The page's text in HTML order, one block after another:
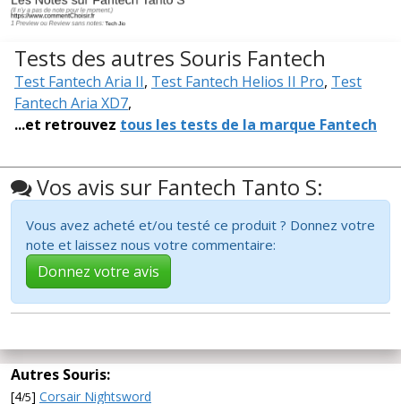
Tests des autres Souris Fantech
Test Fantech Aria II, Test Fantech Helios II Pro, Test
Fantech Aria XD7,
...et retrouvez tous les tests de la marque Fantech
Vos avis sur Fantech Tanto S:
Vous avez acheté et/ou testé ce produit ? Donnez votre
note et laissez nous votre commentaire:
Donnez votre avis
Autres Souris:
[4/5] Corsair Nightsword